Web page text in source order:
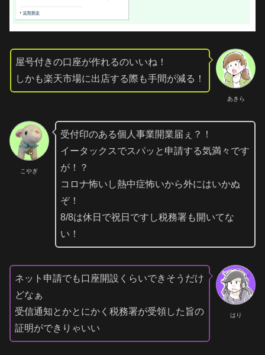
あきら
屋号付きの口座が作れるのいいね！
しかも楽天市場に出店する際も手間が減る！
こやぎ
受付印のある個人事業開業届ぇ？！
イータックスでスパッと申請する気満々です
が！？
コロナ怖いし熱中症怖いから外にはいかぬ
ぞ！
8/8は休日で祝日ですし税務署も開いてな
い！
はり
ネット申請でも口座開設くらいできそうだけ
どなぁ
受信通知とかとにかく税務署が受領した旨の
証明ができりゃいい